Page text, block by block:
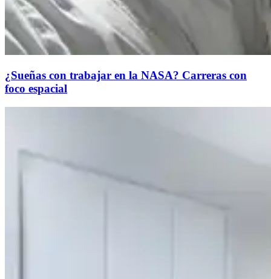
¿Sueñas con trabajar en la NASA? Carreras con
foco espacial